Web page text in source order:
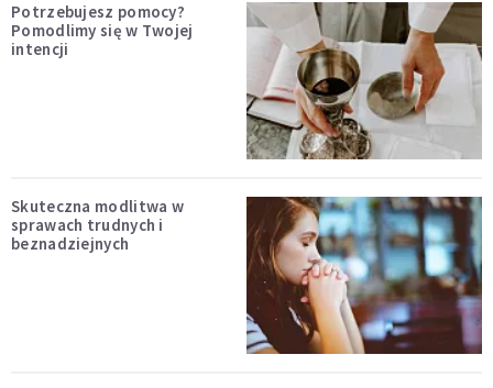
Potrzebujesz pomocy?
Pomodlimy się w Twojej
intencji
Skuteczna modlitwa w
sprawach trudnych i
beznadziejnych